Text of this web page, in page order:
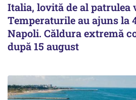
Italia, lovită de al patrulea
Temperaturile au ajuns la
Napoli. Căldura extremă
după 15 august